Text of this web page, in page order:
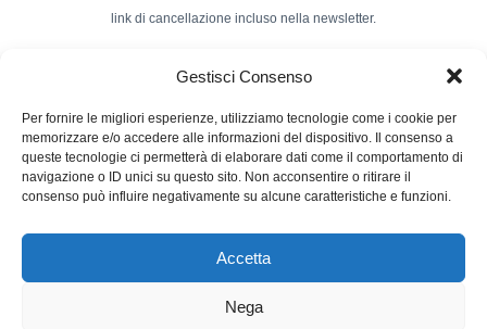
Gestisci Consenso
Per fornire le migliori esperienze, utilizziamo tecnologie come i cookie per
memorizzare e/o accedere alle informazioni del dispositivo. Il consenso a
queste tecnologie ci permetterà di elaborare dati come il comportamento di
navigazione o ID unici su questo sito. Non acconsentire o ritirare il
consenso può influire negativamente su alcune caratteristiche e funzioni.
Accetta
Nega
link di cancellazione incluso nella newsletter.
Nome e Cognome
Powerd by :Studio70